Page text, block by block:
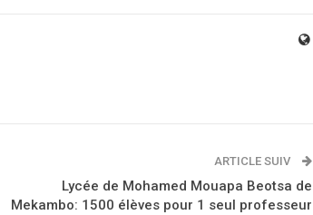
ARTICLE SUIV
Lycée de Mohamed Mouapa Beotsa de
Mekambo: 1500 élèves pour 1 seul professeur